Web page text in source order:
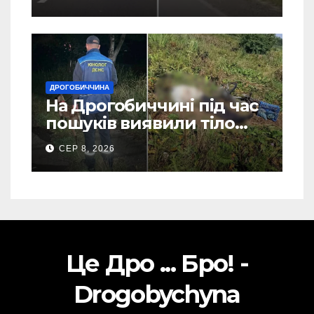
ДРОГОБИЧЧИНА
На Дрогобиччині під час
пошуків виявили тіло
зниклого чоловіка (Фото)
СЕР 8, 2026
Це Дро ... Бро! -
Drogobychyna